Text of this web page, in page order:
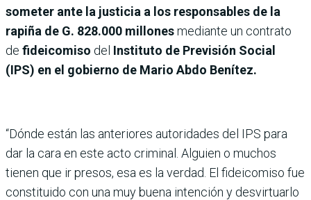
someter ante la justicia a los responsables de la
rapiña de G. 828.000 millonesmediante un contrato
de fideicomiso del Instituto de Previsión Social
(IPS) en el gobierno de Mario Abdo Benítez.
“Dónde están las anteriores autoridades del IPS para
dar la cara en este acto criminal. Alguien o muchos
tienen que ir presos, esa es la verdad. El fideicomiso fue
constituido con una muy buena intención y desvirtuarlo